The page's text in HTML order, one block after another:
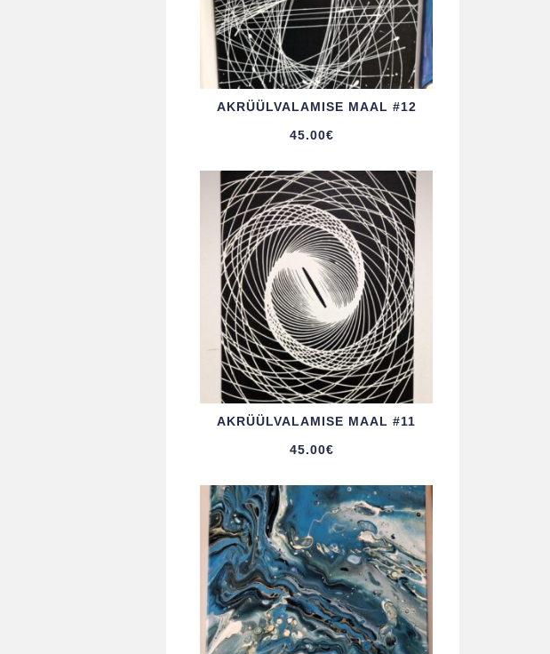
AKRÜÜL­VALAMISE MAAL #12
45.00€
AKRÜÜL­VALAMISE MAAL #11
45.00€